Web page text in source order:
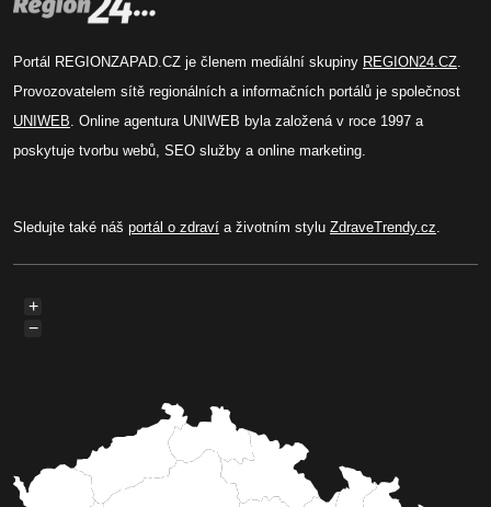
Portál REGIONZAPAD.CZ je členem mediální skupiny REGION24.CZ.
Provozovatelem sítě regionálních a informačních portálů je společnost
UNIWEB. Online agentura UNIWEB byla založená v roce 1997 a
poskytuje tvorbu webů, SEO služby a online marketing.
Sledujte také náš portál o zdraví a životním stylu ZdraveTrendy.cz.
+
−